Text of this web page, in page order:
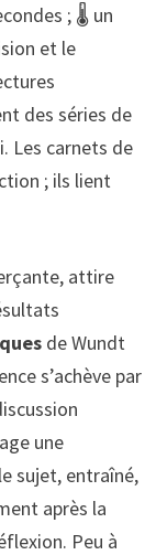
; 🌡️ un
et le
des séries de
Les carnets de
; ils lient
attire
de Wundt
s’achève par
une
sujet, entraîné,
après la
Peu à